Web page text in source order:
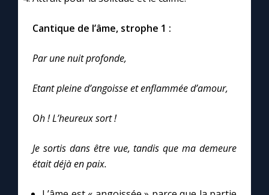
Une Minute avec Marie
À la une
Chapelet pour le monde
Cantique de l’âme, strophe 1 :
Par une nuit profonde,
Etant pleine d’angoisse et enflammée d’amour,
Oh ! L’heureux sort !
Je sortis dans être vue, tandis que ma demeure
était déjà en paix.